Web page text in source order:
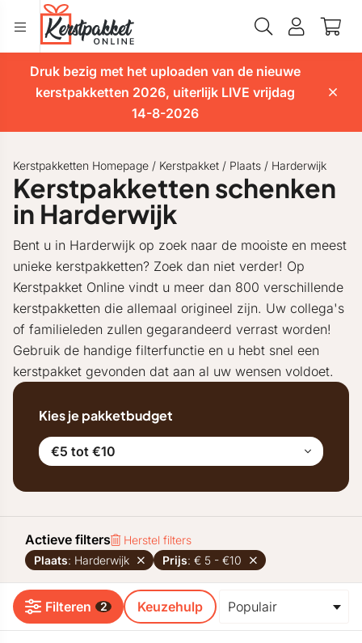
Druk bezig met het uploaden van de nieuwe
kerstpakketten 2026, uiterlijk LIVE vrijdag
14-8-2026
Kerstpakketten Homepage / Kerstpakket / Plaats / Harderwijk
Kerstpakketten schenken
in Harderwijk
Bent u in Harderwijk op zoek naar de mooiste en meest
unieke kerstpakketten? Zoek dan niet verder! Op
Kerstpakket Online vindt u meer dan 800 verschillende
kerstpakketten die allemaal origineel zijn. Uw collega's
of familieleden zullen gegarandeerd verrast worden!
Gebruik de handige filterfunctie en u hebt snel een
kerstpakket gevonden dat aan al uw wensen voldoet.
Kies je pakketbudget
€5 tot €10
Actieve filters
Herstel filters
Plaats: Harderwijk Prijs: € 5 - €10
Filteren 2 Keuzehulp